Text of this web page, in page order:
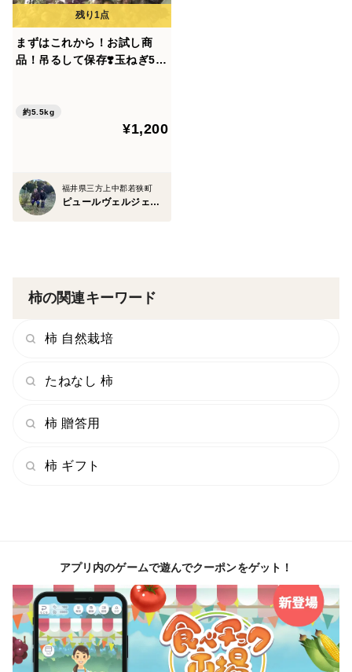
まずはこれから！お試し商
品！吊るして保存❣️玉ねぎ5k
約5.5kg
¥1,200
福井県三方上中郡若狭町
ピュールヴェルジェワカサ
柿の関連キーワード
柿 自然栽培
たねなし 柿
柿 贈答用
柿 ギフト
アプリ内のゲームで遊んでクーポンをゲット！